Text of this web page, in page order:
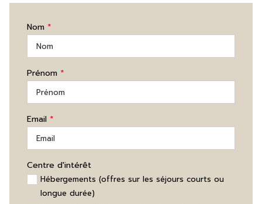
Nom *
Prénom *
Email *
Centre d'intérêt
Hébergements (offres sur les séjours courts ou
longue durée)